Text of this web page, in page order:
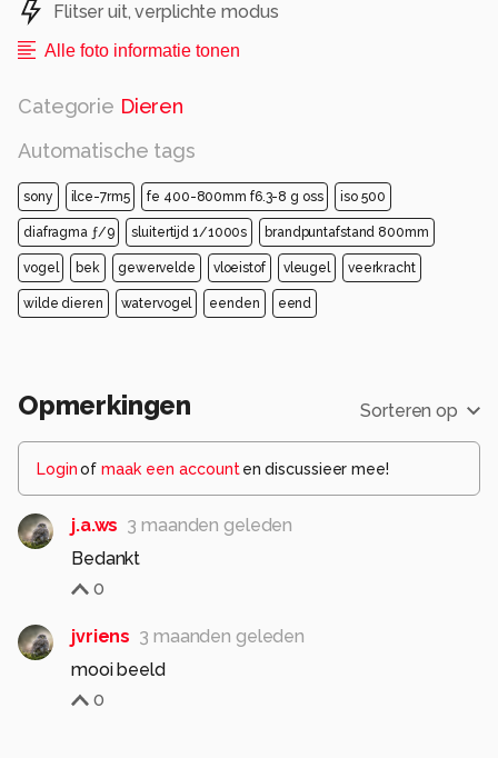
Flitser uit, verplichte modus
Alle foto informatie tonen
Categorie Dieren
Automatische tags
sony ilce-7rm5 fe 400-800mm f6.3-8 g oss iso 500
diafragma ƒ/9 sluitertijd 1/1000s brandpuntafstand 800mm
vogel bek gewervelde vloeistof vleugel veerkracht
wilde dieren watervogel eenden eend
Opmerkingen Sorteren op
Loginof maak een account en discussieer mee!
j.a.ws 3 maanden geleden
Bedankt
0
jvriens 3 maanden geleden
mooi beeld
0